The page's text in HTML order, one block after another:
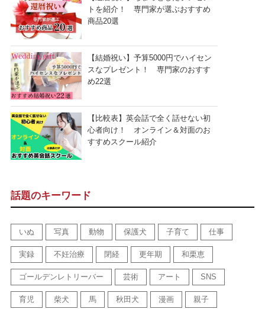
トを紹介！ 専門家が選ぶおすすめ
商品20選
【結婚祝い】予算5000円でハイセン
スなプレゼント！ 専門家のおすす
め22選
【比較表】英会話で全く話せない初
心者向け！ オンライン＆対面のお
すすめスクール紹介
話題のキーワード
いぬ 写真 動物 保護犬 子育て 仕事
実録 不妊治療 閉経 更年期 和栗恵
ゴールデンレトリーバー 芸術 アート SNS
育児 柴犬 馬 秋田犬 漫画 親子